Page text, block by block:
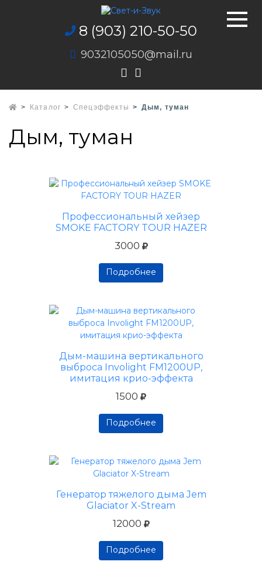
8 (903) 210-50-50
9032105050@mail.ru
Каталог Спецэффекты Дым, туман
Дым, туман
Профессиональный хейзер
SMOKE FACTORY TOUR HAZER
3000
Подробнее
Подробнее
Подробнее
Дым-машина вертикального
выброса Involight FM1200UP,
имитация крио-эффекта
1500
Подробнее
Подробнее
Подробнее
Генератор тяжелого дыма Jem
Glaciator X-Stream
12000
Подробнее
Подробнее